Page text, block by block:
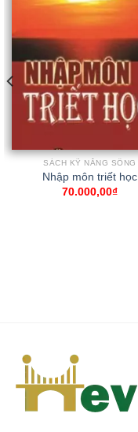
SÁCH KỸ NĂNG SỐNG
Nhập môn triết học
70.000,00₫